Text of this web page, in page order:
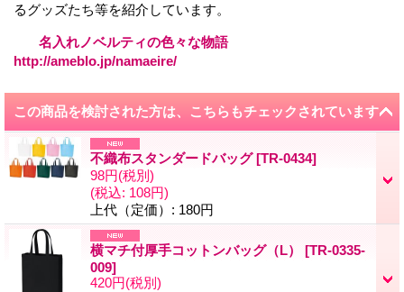
るグッズたち等を紹介しています。
名入れノベルティの色々な物語
http://ameblo.jp/namaeire/
この商品を検討された方は、こちらもチェックされています
不織布スタンダードバッグ[TR-0434]
98円(税別)
(税込: 108円)
上代（定価） : 180円
横マチ付厚手コットンバッグ（L） [TR-0335-
009]
420円(税別)